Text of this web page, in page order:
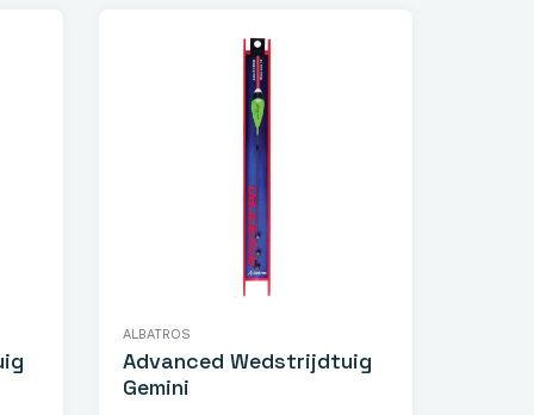
ALBATROS
Advanced Wedstrijdtuig
Gemini